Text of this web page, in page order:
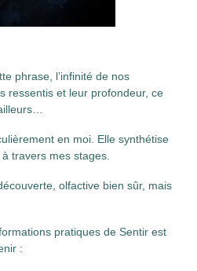
phrase, l’infinité de nos
ressentis et leur profondeur, ce
en moi. Elle synthétise
travers mes stages.
olfactive bien sûr, mais
pratiques de Sentir est
: